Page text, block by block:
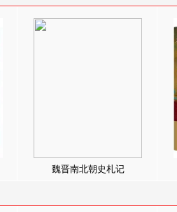
魏晋南北朝史札记